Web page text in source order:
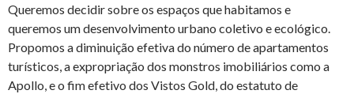
Queremos decidir sobre os espaços que habitamos e
queremos um desenvolvimento urbano coletivo e ecológico.
Propomos a diminuição efetiva do número de apartamentos
turísticos, a expropriação dos monstros imobiliários como a
Apollo, e o fim efetivo dos Vistos Gold, do estatuto de